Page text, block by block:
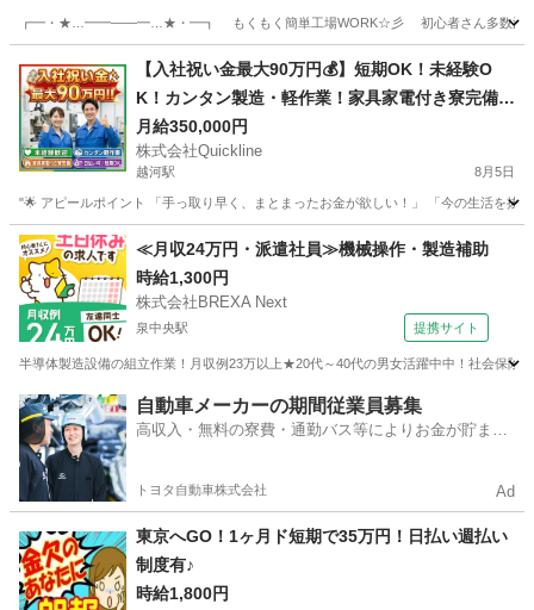
┏━・★…━━――━…★・━┓ もくもく簡単工場WORK☆彡 初心者さん多数活躍
泉中央駅 工場 給料日
【入社祝い金最大90万円💰】短期OK！未経験O
K！カンタン製造・軽作業！家具家電付き寮完備
🏠
月給350,000円
株式会社Quickline
越河駅 8月5日
"🌟 アピールポイント 「手っ取り早く、まとまったお金が欲しい！」 「今の生活を抜
宮城 仙台市 越河駅 工場 時給
≪月収24万円・派遣社員≫機械操作・製造補助
時給1,300円
株式会社BREXA Next
泉中央駅 提携サイト
半導体製造設備の組立作業！月収例23万以上★20代～40代の男女活躍中中！社会保
宮城 泉中央駅 その他
自動車メーカーの期間従業員募集
高収入・無料の寮費・通勤バス等によりお金が貯まり
トヨタ自動車株式会社 Ad
東京へGO！1ヶ月ド短期で35万円！日払い週払い
制度有♪
時給1,800円